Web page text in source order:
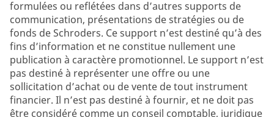
formulées ou reflétées dans d’autres supports de
communication, présentations de stratégies ou de
fonds de Schroders. Ce support n’est destiné qu’à des
fins d’information et ne constitue nullement une
publication à caractère promotionnel. Le support n’est
pas destiné à représenter une offre ou une
sollicitation d’achat ou de vente de tout instrument
financier. Il n’est pas destiné à fournir, et ne doit pas
être considéré comme un conseil comptable, juridique